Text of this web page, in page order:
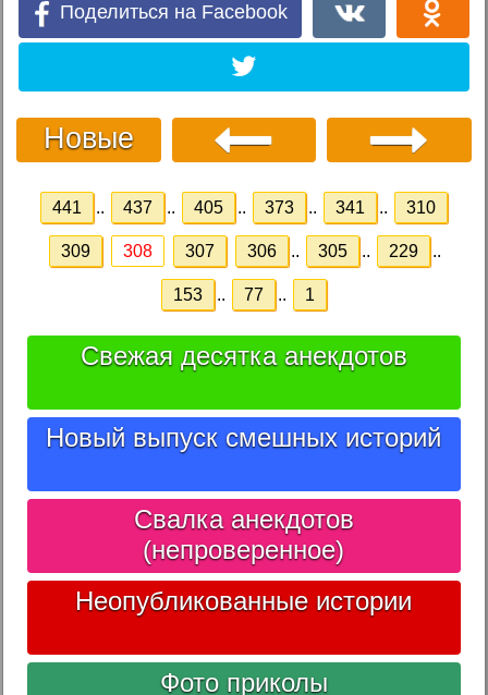
Поделиться на Facebook
Новые
441 .. 437 .. 405 .. 373 .. 341 .. 310
309 308 307 306 .. 305 .. 229 ..
153 .. 77 .. 1
Свежая десятка анекдотов
Новый выпуск смешных историй
Свалка анекдотов
(непроверенное)
Неопубликованные истории
Фото приколы